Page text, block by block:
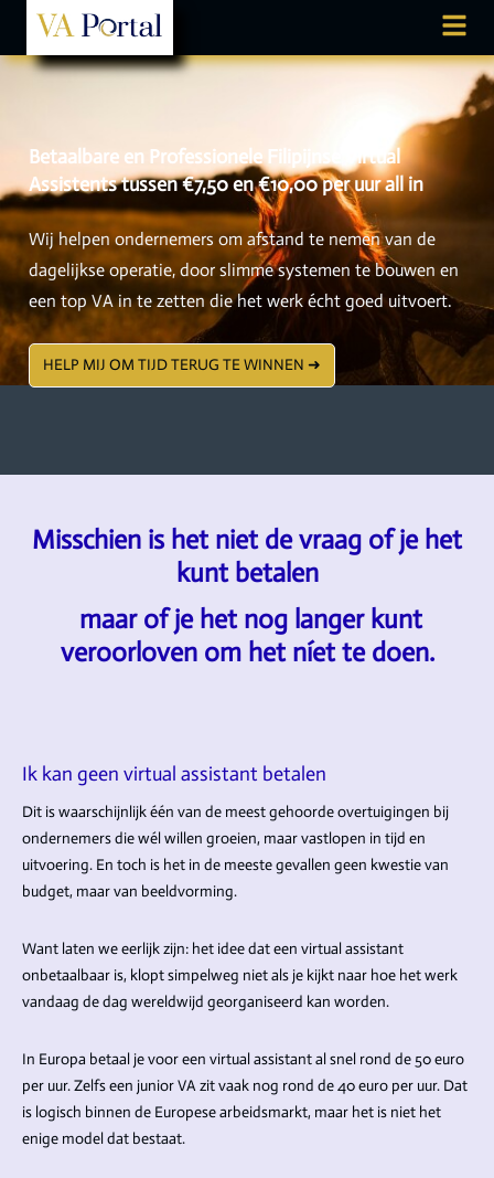
Betaalbare en Professionele Filipijnse Virtual
Assistents tussen €7,50 en €10,00 per uur all in
Wij helpen ondernemers om afstand te nemen van de
dagelijkse operatie, door slimme systemen te bouwen en
een top VA in te zetten die het werk écht goed uitvoert.
HELP MIJ OM TIJD TERUG TE WINNEN ➜
Misschien is het niet de vraag of je het
kunt betalen
maar of je het nog langer kunt
veroorloven om het níet te doen.
Ik kan geen virtual assistant betalen
Dit is waarschijnlijk één van de meest gehoorde overtuigingen bij
ondernemers die wél willen groeien, maar vastlopen in tijd en
uitvoering. En toch is het in de meeste gevallen geen kwestie van
budget, maar van beeldvorming.
Want laten we eerlijk zijn: het idee dat een virtual assistant
onbetaalbaar is, klopt simpelweg niet als je kijkt naar hoe het werk
vandaag de dag wereldwijd georganiseerd kan worden.
In Europa betaal je voor een virtual assistant al snel rond de 50 euro
per uur. Zelfs een junior VA zit vaak nog rond de 40 euro per uur. Dat
is logisch binnen de Europese arbeidsmarkt, maar het is niet het
enige model dat bestaat.